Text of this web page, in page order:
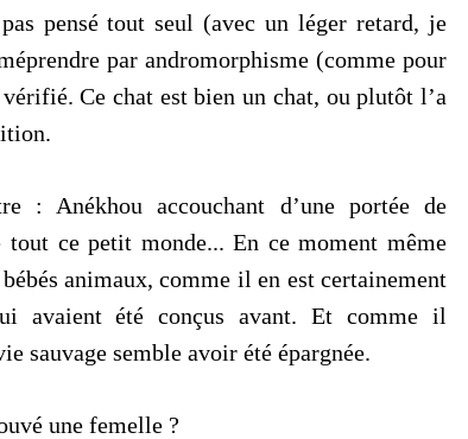
pensé tout seul (avec un léger retard, je
par andromorphisme (comme pour
Ce chat est bien un chat, ou plutôt l’a
: Anékhou accouchant d’une portée de
tout ce petit monde... En ce moment même
animaux, comme il en est certainement
avaient été conçus avant. Et comme il
sauvage semble avoir été épargnée.
une femelle ?